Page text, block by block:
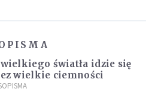
wielkiego światła idzie się
wielkie ciemności